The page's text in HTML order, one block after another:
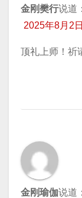
金刚樊行说道：
2025年8月2
顶礼上师！祈
金刚瑜伽说道：